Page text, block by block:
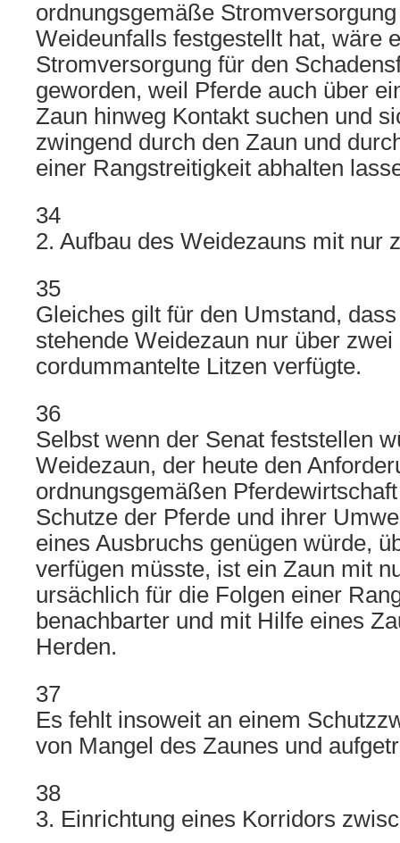
ordnungsgemäße
Weideunfalls festgestellt hat, wäre
Stromversorgung für den
geworden, weil Pferde auch über
Zaun hinweg Kontakt suchen und
zwingend durch den Zaun und
einer Rangstreitigkeit abhalten
34
2. Aufbau des Weidezauns mit nur
35
Gleiches gilt für den Umstand,
stehende Weidezaun nur über
cordummantelte Litzen verfügte.
36
Selbst wenn der Senat feststellen
Weidezaun, der heute den
ordnungsgemäßen
Schutze der Pferde und ihrer
eines Ausbruchs genügen würde,
verfügen müsste, ist ein Zaun mit
ursächlich für die Folgen einer
benachbarter und mit Hilfe eines
Herden.
37
Es fehlt insoweit an einem
von Mangel des Zaunes und
38
3. Einrichtung eines Korridors